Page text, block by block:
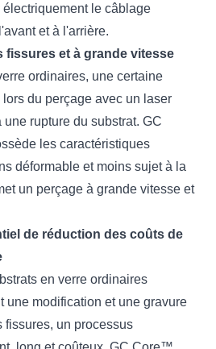
le câblage
et à l'arrière.
fissures et à grande vitesse
ordinaires, une certaine
du perçage avec un laser
rupture du substrat. GC
les caractéristiques
déformable et moins sujet à la
un perçage à grande vitesse et
de réduction des coûts de
en verre ordinaires
une modification et une gravure
fissures, un processus